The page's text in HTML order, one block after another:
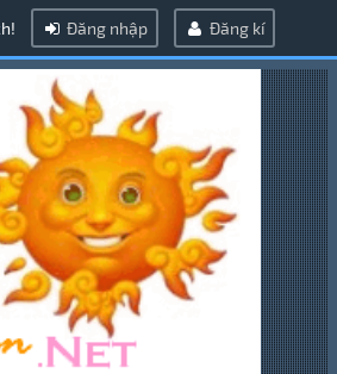
Đăng nhập Đăng kí